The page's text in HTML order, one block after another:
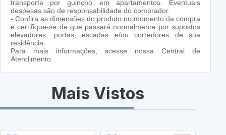
transporte por guincho em apartamentos. Eventuais
despesas são de responsabilidade do comprador.
- Confira as dimensões do produto no momento da compra
e certifique-se de que passará normalmente por supostos
elevadores, portas, escadas e/ou corredores de sua
residência.
Para mais informações, acesse nossa Central de
Atendimento.
Mais Vistos